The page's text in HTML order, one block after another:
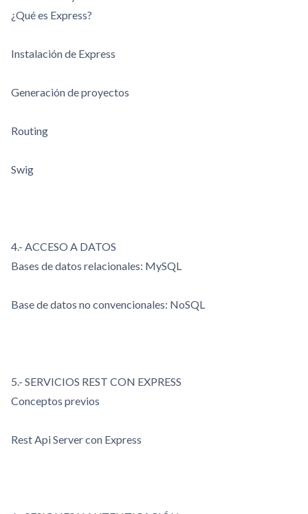
¿Qué es Express?
Instalación de Express
Generación de proyectos
Routing
Swig
4.- ACCESO A DATOS
Bases de datos relacionales: MySQL
Base de datos no convencionales: NoSQL
5.- SERVICIOS REST CON EXPRESS
Conceptos previos
Rest Api Server con Express